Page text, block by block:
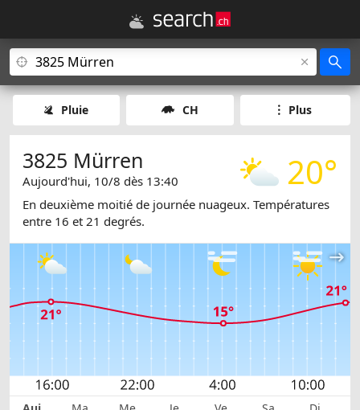
Pluie CH Plus
20°
3825 Mürren
Aujourd'hui, 10/8 dès 13:40
En deuxième moitié de journée nuageux. Températures
entre 16 et 21 degrés.